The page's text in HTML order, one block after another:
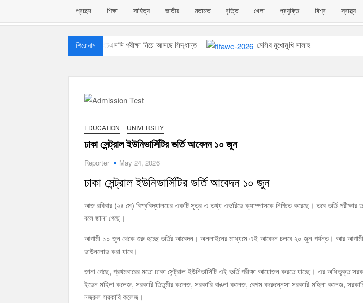
প্রচ্ছদ শিক্ষা সাহিত্য জাতীয় মতামত বৃত্তি খেলা প্রযুক্তি বিশ্ব স্বাস্থ্য
শিরোনাম
শনিবারের এইচএসসি পরীক্ষা নিয়ে আসছে সিদ্ধান্ত
মেসির মুখোমুখি সালাহ
প্রতিটি ক্লাসরুমে বসছে সিসিটিভি ক্যামেরা
এইচএসসি-২০২৬ পরীক্ষার্থীদের
EDUCATION UNIVERSITY
ঢাকা সেন্ট্রাল ইউনিভার্সিটির ভর্তি আবেদন ১০ জুন
Reporter May 24, 2026
ঢাকা সেন্ট্রাল ইউনিভার্সিটির ভর্তি আবেদন ১০ জুন
আজ রবিবার (২৪ মে) বিশ্ববিদ্যালয়ের একটি সূত্র এ তথ্য এভরিডে ক্যাম্পাসকে নিশ্চিত করেছে। তবে ভর্তি পরীক্ষার
বলে জানা গেছে।
আগামী ১০ জুন থেকে শুরু হচ্ছে ভর্তির আবেদন। অনলাইনের মাধ্যমে এই আবেদন চলবে ২০ জুন পর্যন্ত। আর আগামী
ডাউনলোড করা যাবে।
জানা গেছে, প্রথমবারের মতো ঢাকা সেন্ট্রাল ইউনিভার্সিটি এই ভর্তি পরীক্ষা আয়োজন করতে যাচ্ছে। এর অধিভুক্ত
ইডেন মহিলা কলেজ, সরকারি তিতুমীর কলেজ, সরকারি বাঙলা কলেজ, বেগম বদরুন্নেসা সরকারি মহিলা কলেজ,
নজরুল সরকারি কলেজ।